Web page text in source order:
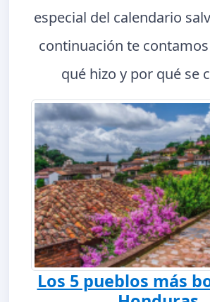
especial del calendario
continuación te
qué hizo y por qué se
Los 5 pueblos más